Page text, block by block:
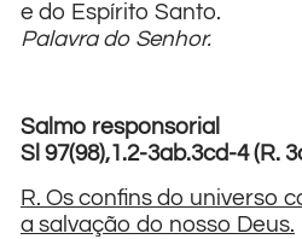
e do Espírito Santo.
Palavra do Senhor.
Salmo responsorial
Sl 97(98),1.2-3ab.3cd-4 (R.
R. Os confins do universo
a salvação do nosso Deus.